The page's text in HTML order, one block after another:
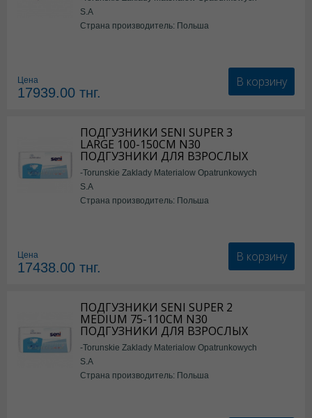
S.A
Страна производитель: Польша
Цена
17939.00 тнг.
В корзину
ПОДГУЗНИКИ SENI SUPER 3
LARGE 100-150СМ N30
ПОДГУЗНИКИ ДЛЯ ВЗРОСЛЫХ
-Torunskie Zaklady Materialow Opatrunkowych
S.A
Страна производитель: Польша
Цена
17438.00 тнг.
В корзину
ПОДГУЗНИКИ SENI SUPER 2
MEDIUM 75-110СМ N30
ПОДГУЗНИКИ ДЛЯ ВЗРОСЛЫХ
-Torunskie Zaklady Materialow Opatrunkowych
S.A
Страна производитель: Польша